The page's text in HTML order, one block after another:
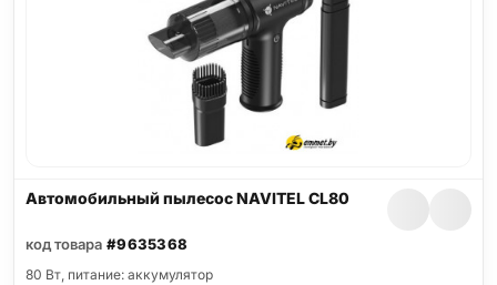
Автомобильный пылесос NAVITEL CL80
код товара #9635368
80 Вт, питание: аккумулятор